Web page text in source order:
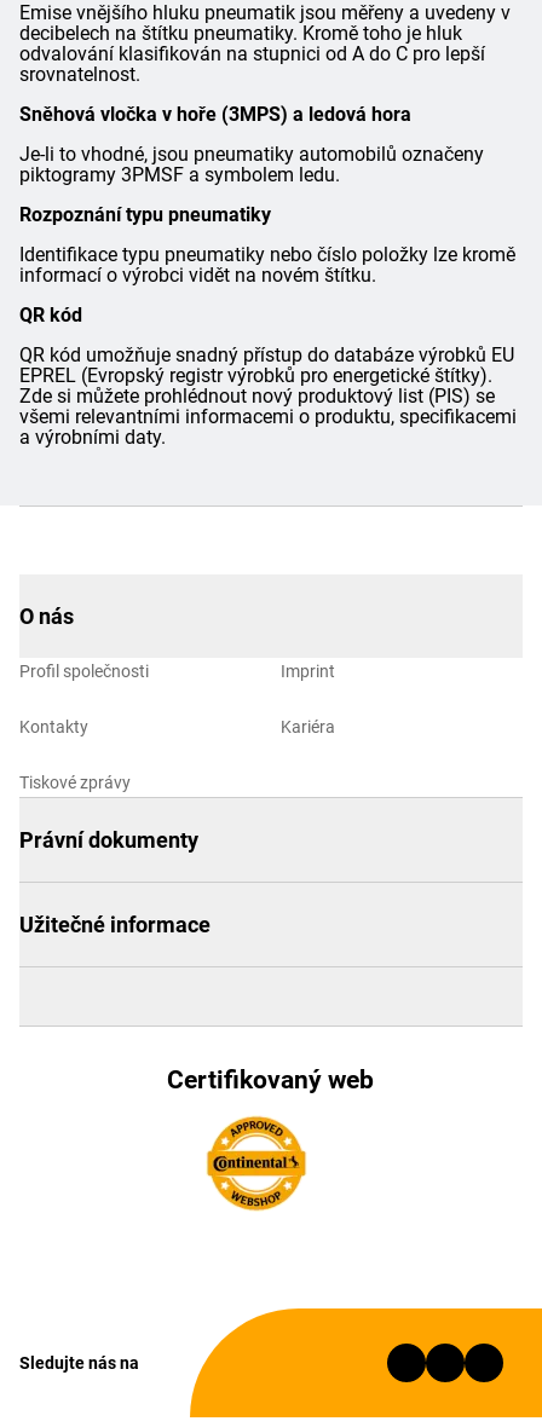
Emise vnějšího hluku pneumatik jsou měřeny a uvedeny v
decibelech na štítku pneumatiky. Kromě toho je hluk
odvalování klasifikován na stupnici od A do C pro lepší
srovnatelnost.
Sněhová vločka v hoře (3MPS) a ledová hora
Je-li to vhodné, jsou pneumatiky automobilů označeny
piktogramy 3PMSF a symbolem ledu.
Rozpoznání typu pneumatiky
Identifikace typu pneumatiky nebo číslo položky lze kromě
informací o výrobci vidět na novém štítku.
QR kód
QR kód umožňuje snadný přístup do databáze výrobků EU
EPREL (Evropský registr výrobků pro energetické štítky).
Zde si můžete prohlédnout nový produktový list (PIS) se
všemi relevantními informacemi o produktu, specifikacemi
a výrobními daty.
O nás
Profil společnosti
Kontakty
Tiskové zprávy
Imprint
Kariéra
Právní dokumenty
Užitečné informace
Certifikovaný web
Sledujte nás na